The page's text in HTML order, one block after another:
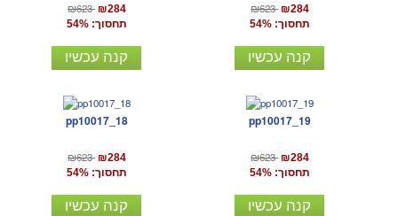
₪623 ₪284
תחסוך: 54%
קנה עכשיו
₪623 ₪284
תחסוך: 54%
קנה עכשיו
pp10017_18
₪623 ₪284
תחסוך: 54%
קנה עכשיו
pp10017_19
₪623 ₪284
תחסוך: 54%
קנה עכשיו